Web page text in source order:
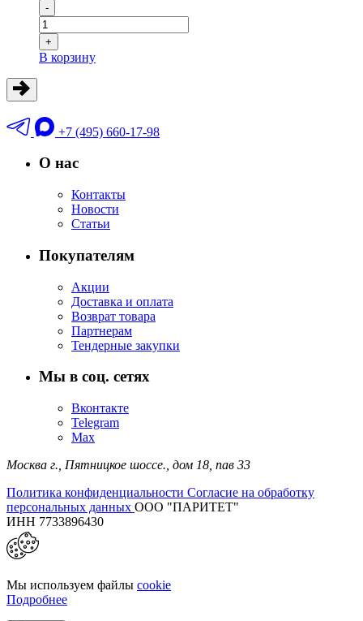
-
+
В корзину
+7 (495) 660-17-98
О нас
Контакты
Новости
Статьи
Покупателям
Акции
Доставка и оплата
Возврат товара
Партнерам
Тендерные закупки
Мы в соц. сетях
Вконтакте
Telegram
Max
Москва г., Пятницкое шоссе., дом 18, пав 33
Политика конфиденциальности Согласие на обработку
персональных данных ООО "ПАРИТЕТ"
ИНН 7733896430
Мы используем файлы cookie
Подробнее